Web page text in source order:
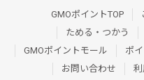
GMOポイントTOP
ためる・つかう
GMOポイントモール
ポ
お問い合わせ